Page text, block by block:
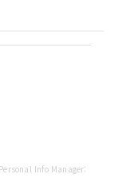
Info Manager: